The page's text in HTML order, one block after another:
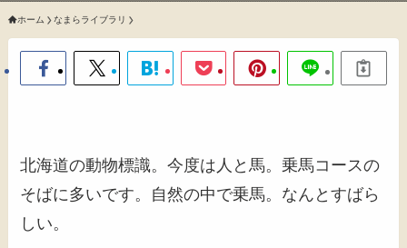
ホーム なまらライブラリ
北海道の動物標識。今度は人と馬。乗馬コースの
そばに多いです。自然の中で乗馬。なんとすばら
しい。